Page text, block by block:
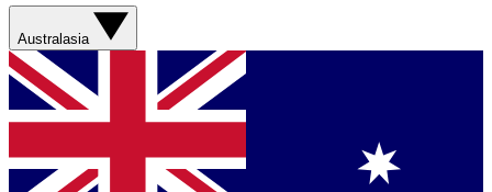
Australasia